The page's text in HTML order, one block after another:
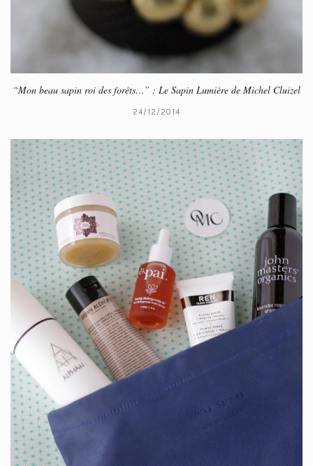
“Mon beau sapin roi des forêts…” : Le Sapin Lumière de Michel Cluizel
24/12/2014